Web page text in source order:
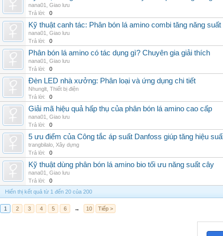
nana01
Giao lưu
Trả lời:
0
Kỹ thuật canh tác: Phân bón lá amino combi tăng năng suất
nana01
Giao lưu
Trả lời:
0
Phân bón lá amino có tác dụng gì? Chuyên gia giải thích
nana01
Giao lưu
Trả lời:
0
Đèn LED nhà xưởng: Phân loại và ứng dụng chi tiết
Nhunglt Thiết bị điện
Trả lời:
0
Giải mã hiệu quả hấp thụ của phân bón lá amino cao cấp
nana01
Giao lưu
Trả lời:
0
5 ưu điểm của Công tắc áp suất Danfoss giúp tăng hiệu
trangbilalo Xây dựng
Trả lời:
0
Kỹ thuật dùng phân bón lá amino bio tối ưu năng suất cây
nana01
Giao lưu
Trả lời:
0
Hiển thị kết quả từ 1 đến 20 của 200
1 2 3 4 5 6 → 10 Tiếp >